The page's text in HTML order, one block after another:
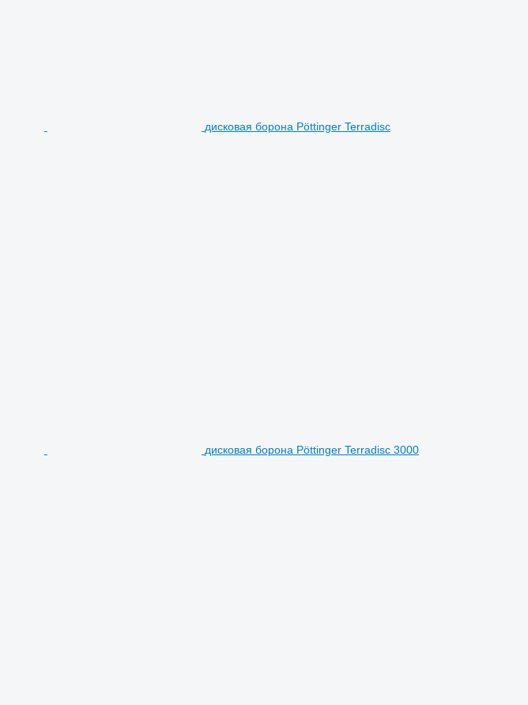
дисковая борона Pöttinger Terradisc
дисковая борона Pöttinger Terradisc 3000